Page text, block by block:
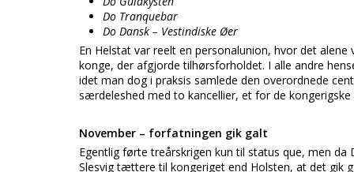
Do Tranquebar
Do Dansk – Vestindiske Øer
En Helstat var reelt en personalunion, hvor det
konge, der afgjorde tilhørsforholdet. I alle andre
idet man dog i praksis samlede den overordnede
særdeleshed med to kancellier, et for de
November – forfatningen gik galt
Egentlig førte treårskrigen kun til status que, men
Slesvig tættere til kongeriget end Holsten, at det gik